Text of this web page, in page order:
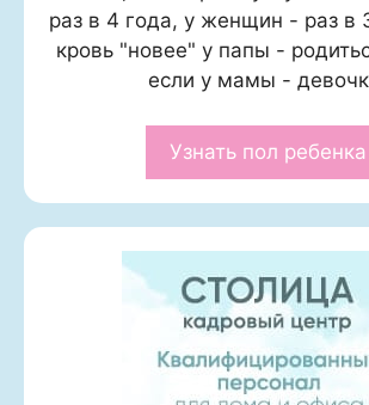
раз в 4 года, у женщин - раз в
кровь "новее" у папы -
если у мамы -
Узнать пол ребенка